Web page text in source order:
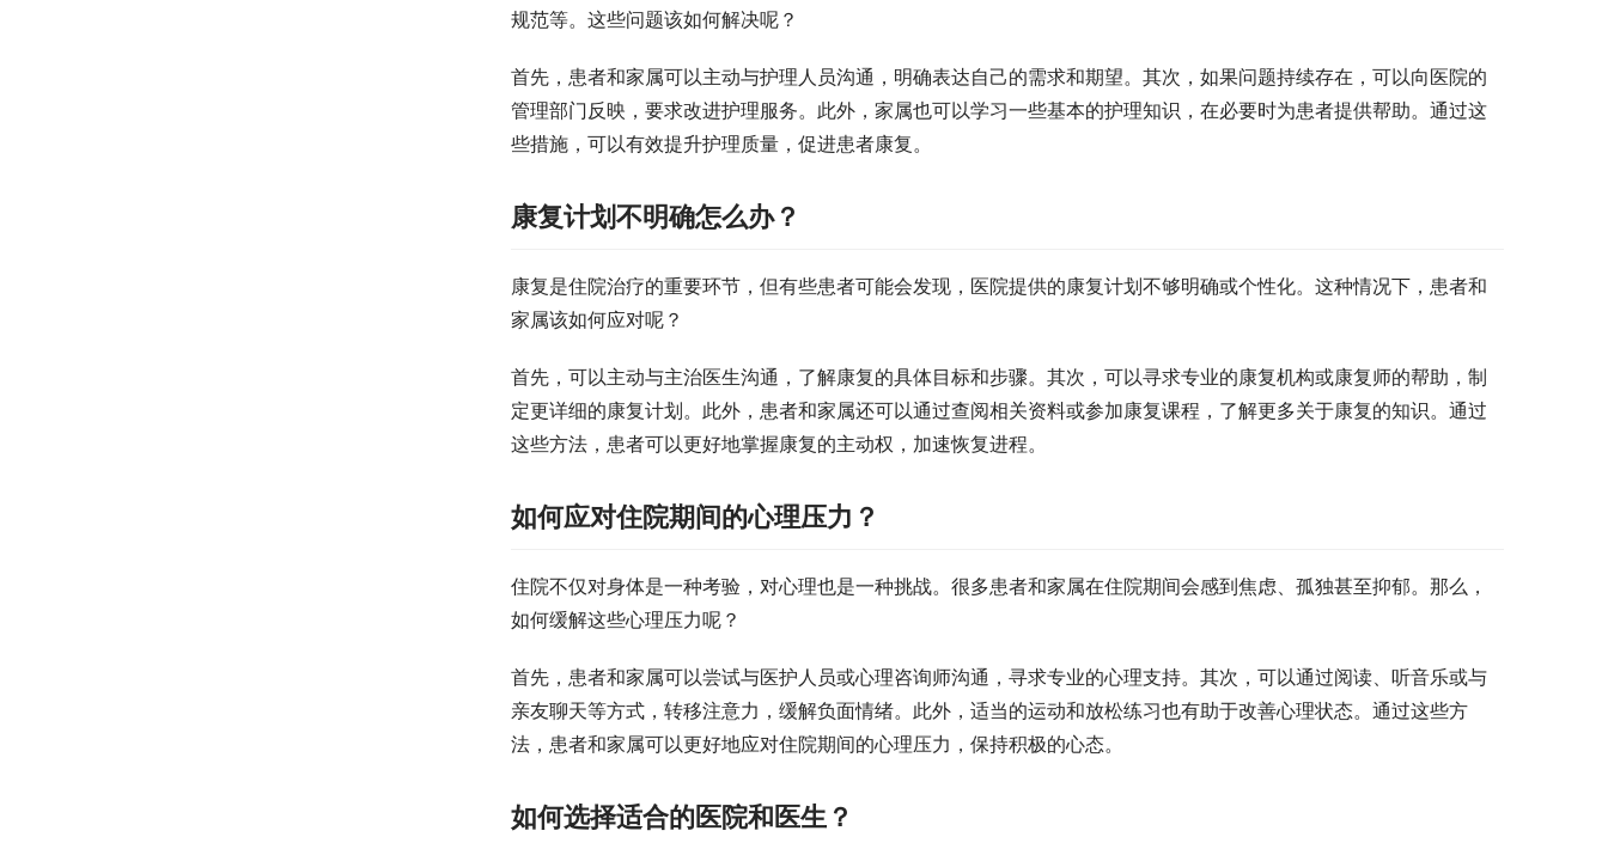
规范等。这些问题该如何解决呢？
首先，患者和家属可以主动与护理人员沟通，明确表达自己的需求和期望。其次，如果问题持续存在，可以向医院的
管理部门反映，要求改进护理服务。此外，家属也可以学习一些基本的护理知识，在必要时为患者提供帮助。通过这
些措施，可以有效提升护理质量，促进患者康复。
康复计划不明确怎么办？
康复是住院治疗的重要环节，但有些患者可能会发现，医院提供的康复计划不够明确或个性化。这种情况下，患者和
家属该如何应对呢？
首先，可以主动与主治医生沟通，了解康复的具体目标和步骤。其次，可以寻求专业的康复机构或康复师的帮助，制
定更详细的康复计划。此外，患者和家属还可以通过查阅相关资料或参加康复课程，了解更多关于康复的知识。通过
这些方法，患者可以更好地掌握康复的主动权，加速恢复进程。
如何应对住院期间的心理压力？
住院不仅对身体是一种考验，对心理也是一种挑战。很多患者和家属在住院期间会感到焦虑、孤独甚至抑郁。那么，
如何缓解这些心理压力呢？
首先，患者和家属可以尝试与医护人员或心理咨询师沟通，寻求专业的心理支持。其次，可以通过阅读、听音乐或与
亲友聊天等方式，转移注意力，缓解负面情绪。此外，适当的运动和放松练习也有助于改善心理状态。通过这些方
法，患者和家属可以更好地应对住院期间的心理压力，保持积极的心态。
如何选择适合的医院和医生？